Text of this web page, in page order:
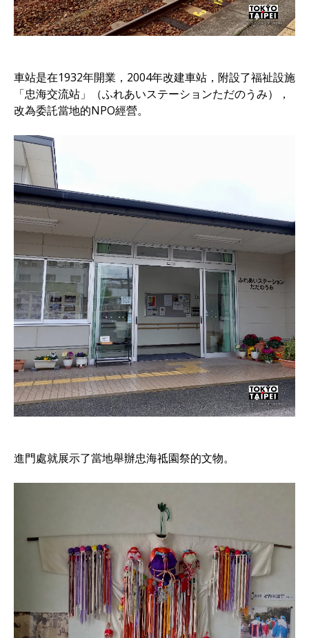
車站是在1932年開業，2004年改建車站，附設了福祉設施
「忠海交流站」（ふれあいステーションただのうみ），
改為委託當地的NPO經營。
進門處就展示了當地舉辦忠海祗園祭的文物。